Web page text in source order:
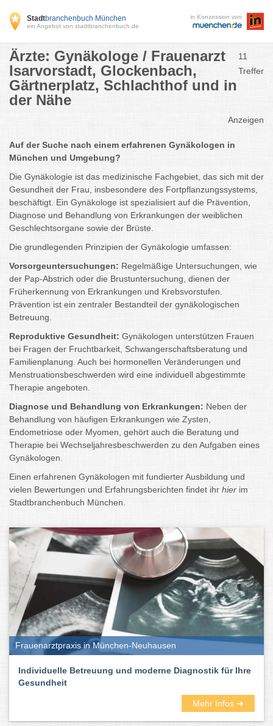
Stadtbranchenbuch München
ein Angebot von stadtbranchenbuch.de
in Konzession von
Ärzte: Gynäkologe / Frauenarzt
Isarvorstadt, Glockenbach,
Gärtnerplatz, Schlachthof und in
der Nähe
11
Treffer
Anzeigen
Auf der Suche nach einem erfahrenen Gynäkologen in
München und Umgebung?
Die Gynäkologie ist das medizinische Fachgebiet, das sich mit der
Gesundheit der Frau, insbesondere des Fortpflanzungssystems,
beschäftigt. Ein Gynäkologe ist spezialisiert auf die Prävention,
Diagnose und Behandlung von Erkrankungen der weiblichen
Geschlechtsorgane sowie der Brüste.
Die grundlegenden Prinzipien der Gynäkologie umfassen:
Vorsorgeuntersuchungen: Regelmäßige Untersuchungen, wie
der Pap-Abstrich oder die Brustuntersuchung, dienen der
Früherkennung von Erkrankungen und Krebsvorstufen.
Prävention ist ein zentraler Bestandteil der gynäkologischen
Betreuung.
Reproduktive Gesundheit: Gynäkologen unterstützen Frauen
bei Fragen der Fruchtbarkeit, Schwangerschaftsberatung und
Familienplanung. Auch bei hormonellen Veränderungen und
Menstruationsbeschwerden wird eine individuell abgestimmte
Therapie angeboten.
Diagnose und Behandlung von Erkrankungen: Neben der
Behandlung von häufigen Erkrankungen wie Zysten,
Endometriose oder Myomen, gehört auch die Beratung und
Therapie bei Wechseljahresbeschwerden zu den Aufgaben eines
Gynäkologen.
Einen erfahrenen Gynäkologen mit fundierter Ausbildung und
vielen Bewertungen und Erfahrungsberichten findet ihr hier im
Stadtbranchenbuch München.
Frauenarztpraxis in München-Neuhausen
Individuelle Betreuung und moderne Diagnostik für Ihre
Gesundheit
Mehr Infos ➜